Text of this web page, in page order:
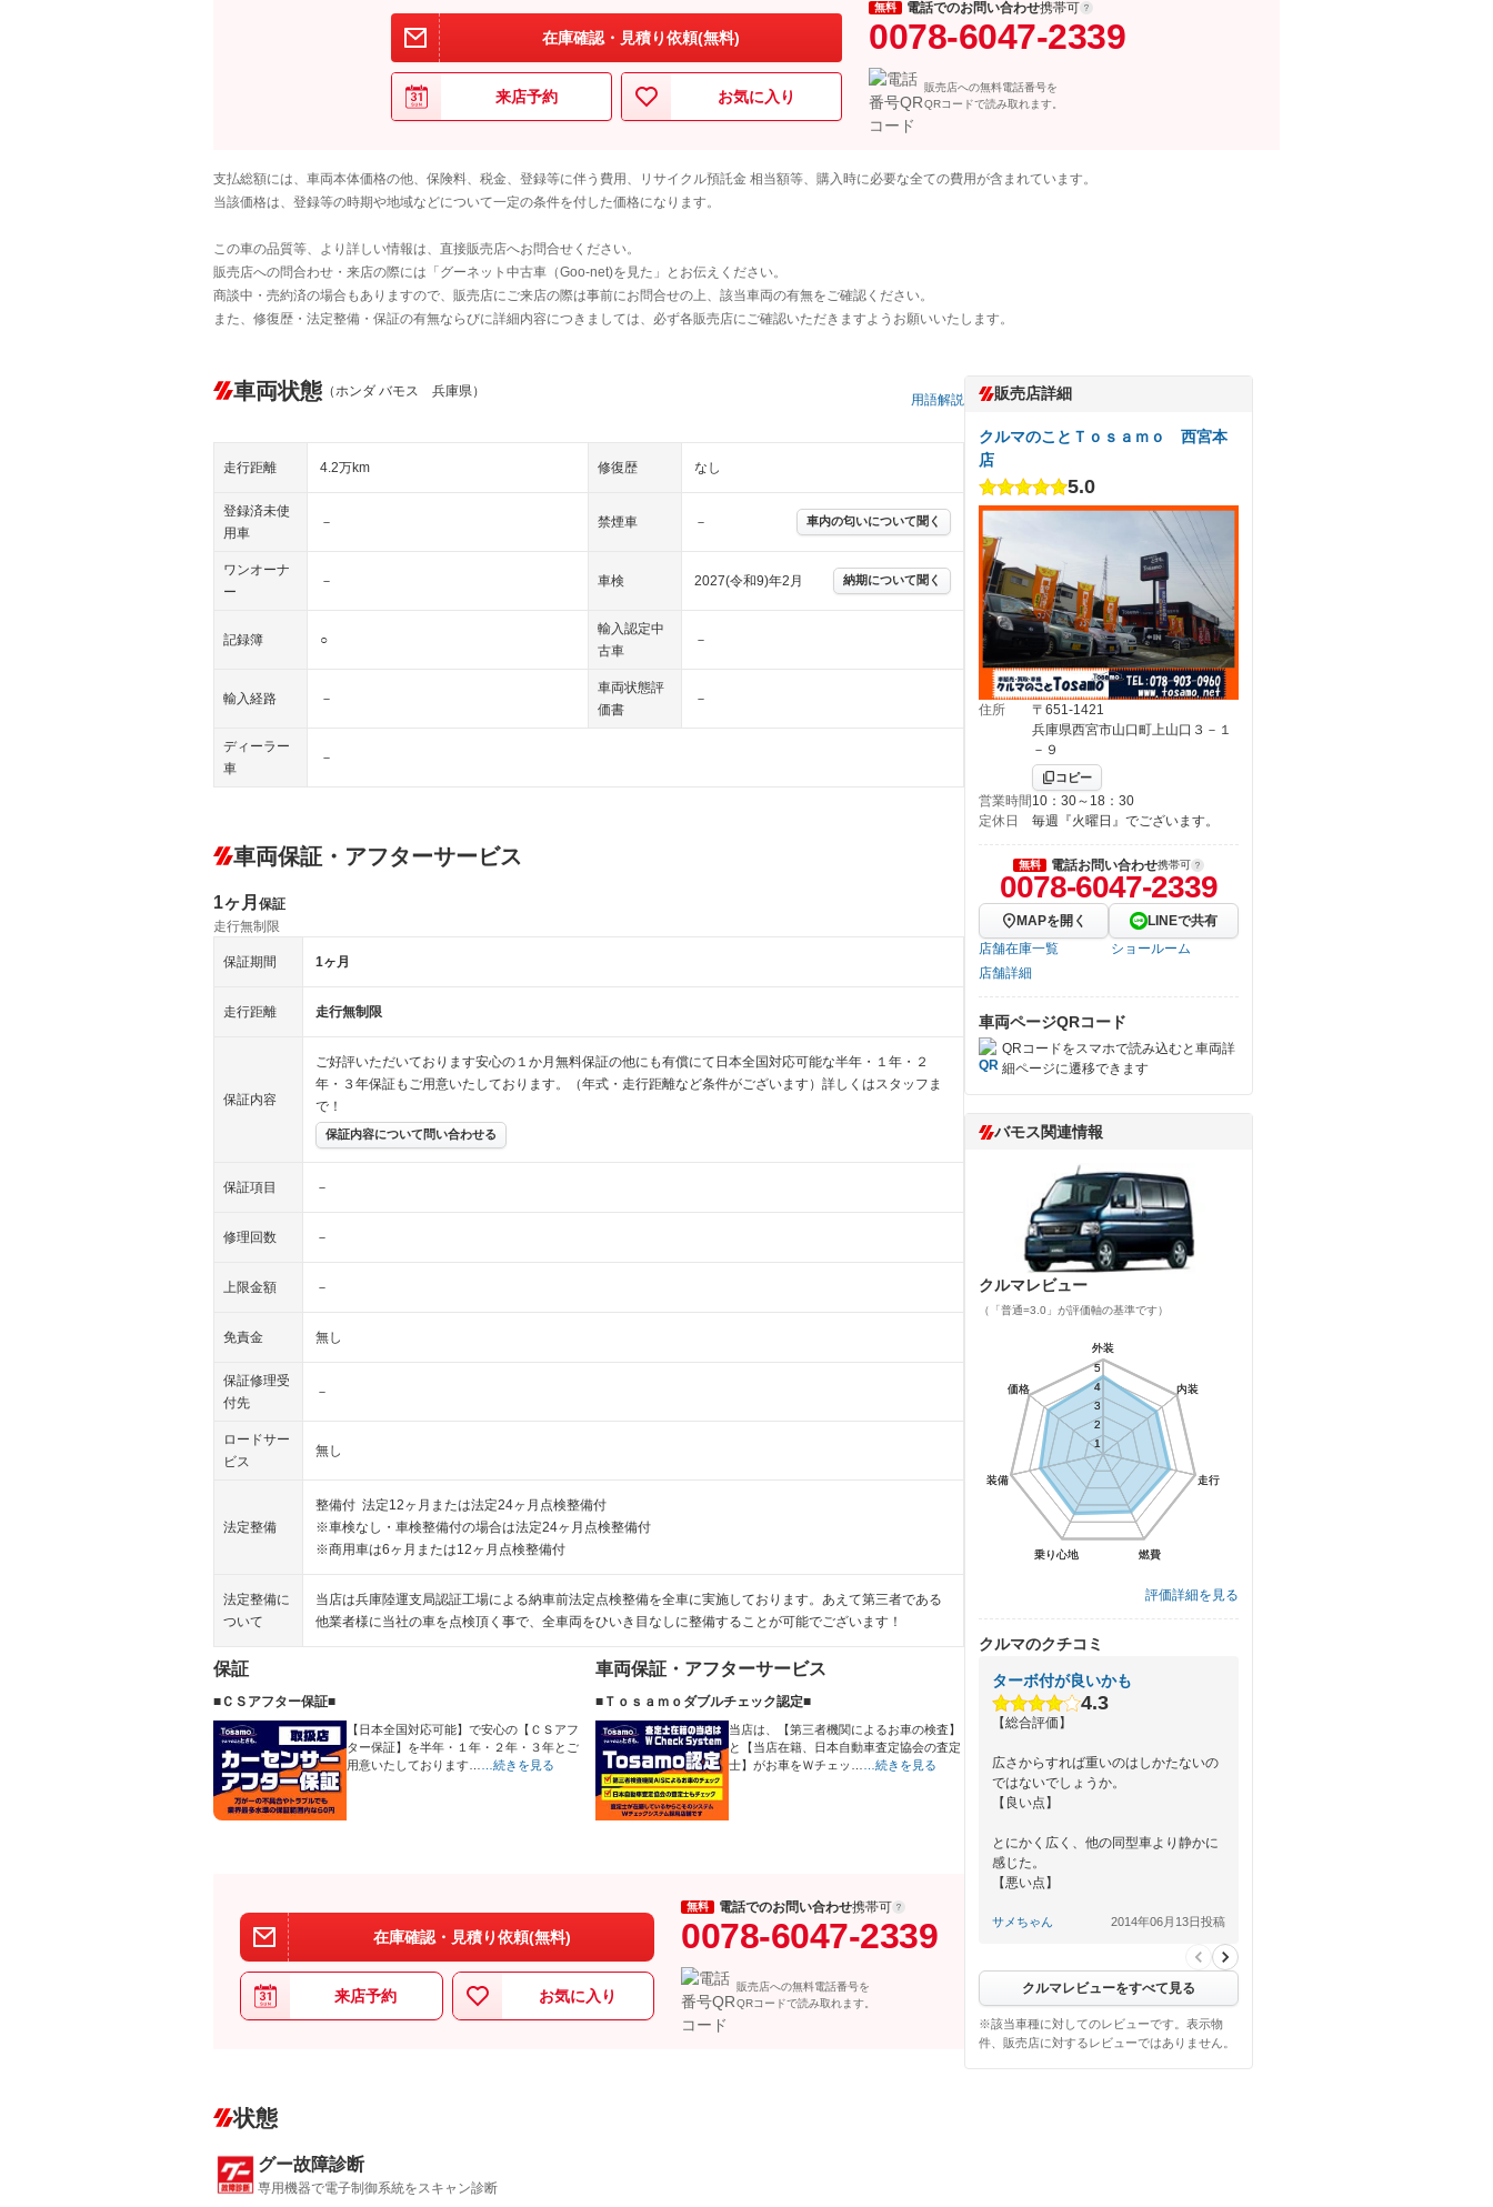
在庫確認・見積り依頼(無料)
来店予約 お気に入り
無料 電話でのお問い合わせ携帯可
0078-6047-2339
販売店への無料電話番号を
QRコードで読み取れます。
支払総額には、車両本体価格の他、保険料、税金、登録等に伴う費用、リサイクル預託金 相当額等、購入時に必要な全ての費用が含まれています。
当該価格は、登録等の時期や地域などについて一定の条件を付した価格になります。
この車の品質等、より詳しい情報は、直接販売店へお問合せください。
販売店への問合わせ・来店の際には「グーネット中古車（Goo-net)を見た」とお伝えください。
商談中・売約済の場合もありますので、販売店にご来店の際は事前にお問合せの上、該当車両の有無をご確認ください。
また、修復歴・法定整備・保証の有無ならびに詳細内容につきましては、必ず各販売店にご確認いただきますようお願いいたします。
車両状態 （ホンダ バモス 兵庫県）
用語解説
走行距離 4.2万km 修復歴 なし
登録済未使
用車
－ 禁煙車 － 車内の匂いについて聞く
ワンオーナ
ー
－ 車検 2027(令和9)年2月 納期について聞く
記録簿 ○
輸入認定中
古車
－
輸入経路 －
車両状態評
価書
－
ディーラー
車
－
車両保証・アフターサービス
1ヶ月 保証
走行無制限
保証期間 1ヶ月
走行距離 走行無制限
保証内容
ご好評いただいております安心の１か月無料保証の他にも有償にて日本全国対応可能な半年・１年・２
年・３年保証もご用意いたしております。（年式・走行距離など条件がございます）詳しくはスタッフま
で！
保証内容について問い合わせる
保証項目 －
修理回数 －
上限金額 －
免責金 無し
保証修理受
付先
－
ロードサー
ビス
無し
法定整備
整備付 法定12ヶ月または法定24ヶ月点検整備付
※車検なし・車検整備付の場合は法定24ヶ月点検整備付
※商用車は6ヶ月または12ヶ月点検整備付
法定整備に
ついて
当店は兵庫陸運支局認証工場による納車前法定点検整備を全車に実施しております。あえて第三者である
他業者様に当社の車を点検頂く事で、全車両をひいき目なしに整備することが可能でございます！
保証
■ＣＳアフター保証■
【日本全国対応可能】で安心の【ＣＳアフ
ター保証】を半年・１年・２年・３年とご
用意いたしております…
…続きを見る
車両保証・アフターサービス
■Ｔｏｓａｍｏダブルチェック認定■
当店は、【第三者機関によるお車の検査】
と【当店在籍、日本自動車査定協会の査定
士】がお車をＷチェッ…
…続きを見る
在庫確認・見積り依頼(無料)
来店予約 お気に入り
無料 電話でのお問い合わせ携帯可
0078-6047-2339
販売店への無料電話番号を
QRコードで読み取れます。
状態
グー故障診断
専用機器で電子制御系統をスキャン診断
販売店詳細
クルマのことＴｏｓａｍｏ 西宮本
店
5.0
住所
〒651-1421
兵庫県西宮市山口町上山口３－１
－９
コピー
営業時間 10：30～18：30
定休日
毎週『火曜日』でございます。
無料 電話お問い合わせ携帯可
0078-6047-2339
MAPを開く
LINEで共有
店舗在庫一覧
ショールーム
店舗詳細
車両ページQRコード
QRコードをスマホで読み込むと車両詳
細ページに遷移できます
バモス関連情報
クルマレビュー
（「普通=3.0」が評価軸の基準です）
外装
内装
走行
燃費
乗り心地
装備
価格
1
2
3
4
5
外装
内装
走行
燃費
乗り心地
装備
価格
1
2
3
4
5
評価詳細を見る
クルマのクチコミ
ターボ付が良いかも
4.3
【総合評価】
広さからすれば重いのはしかたないの
ではないでしょうか。
【良い点】
とにかく広く、他の同型車より静かに
感じた。
【悪い点】
ＮＡの４ＷＤにしたので、加速等は悪
い。燃費は犠牲にしてもターボはほし
サメちゃん 2014年06月13日投稿
クルマレビューをすべて見る
※該当車種に対してのレビューです。表示物
件、販売店に対するレビューではありません。